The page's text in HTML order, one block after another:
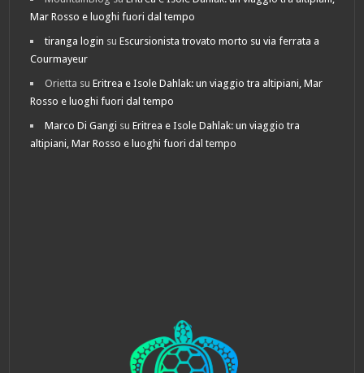
Mar Rosso e luoghi fuori dal tempo
tiranga login suEscursionista trovato morto su via ferrata a
Courmayeur
Orietta suEritrea e Isole Dahlak: un viaggio tra altipiani, Mar
Rosso e luoghi fuori dal tempo
Marco Di Gangi suEritrea e Isole Dahlak: un viaggio tra
altipiani, Mar Rosso e luoghi fuori dal tempo